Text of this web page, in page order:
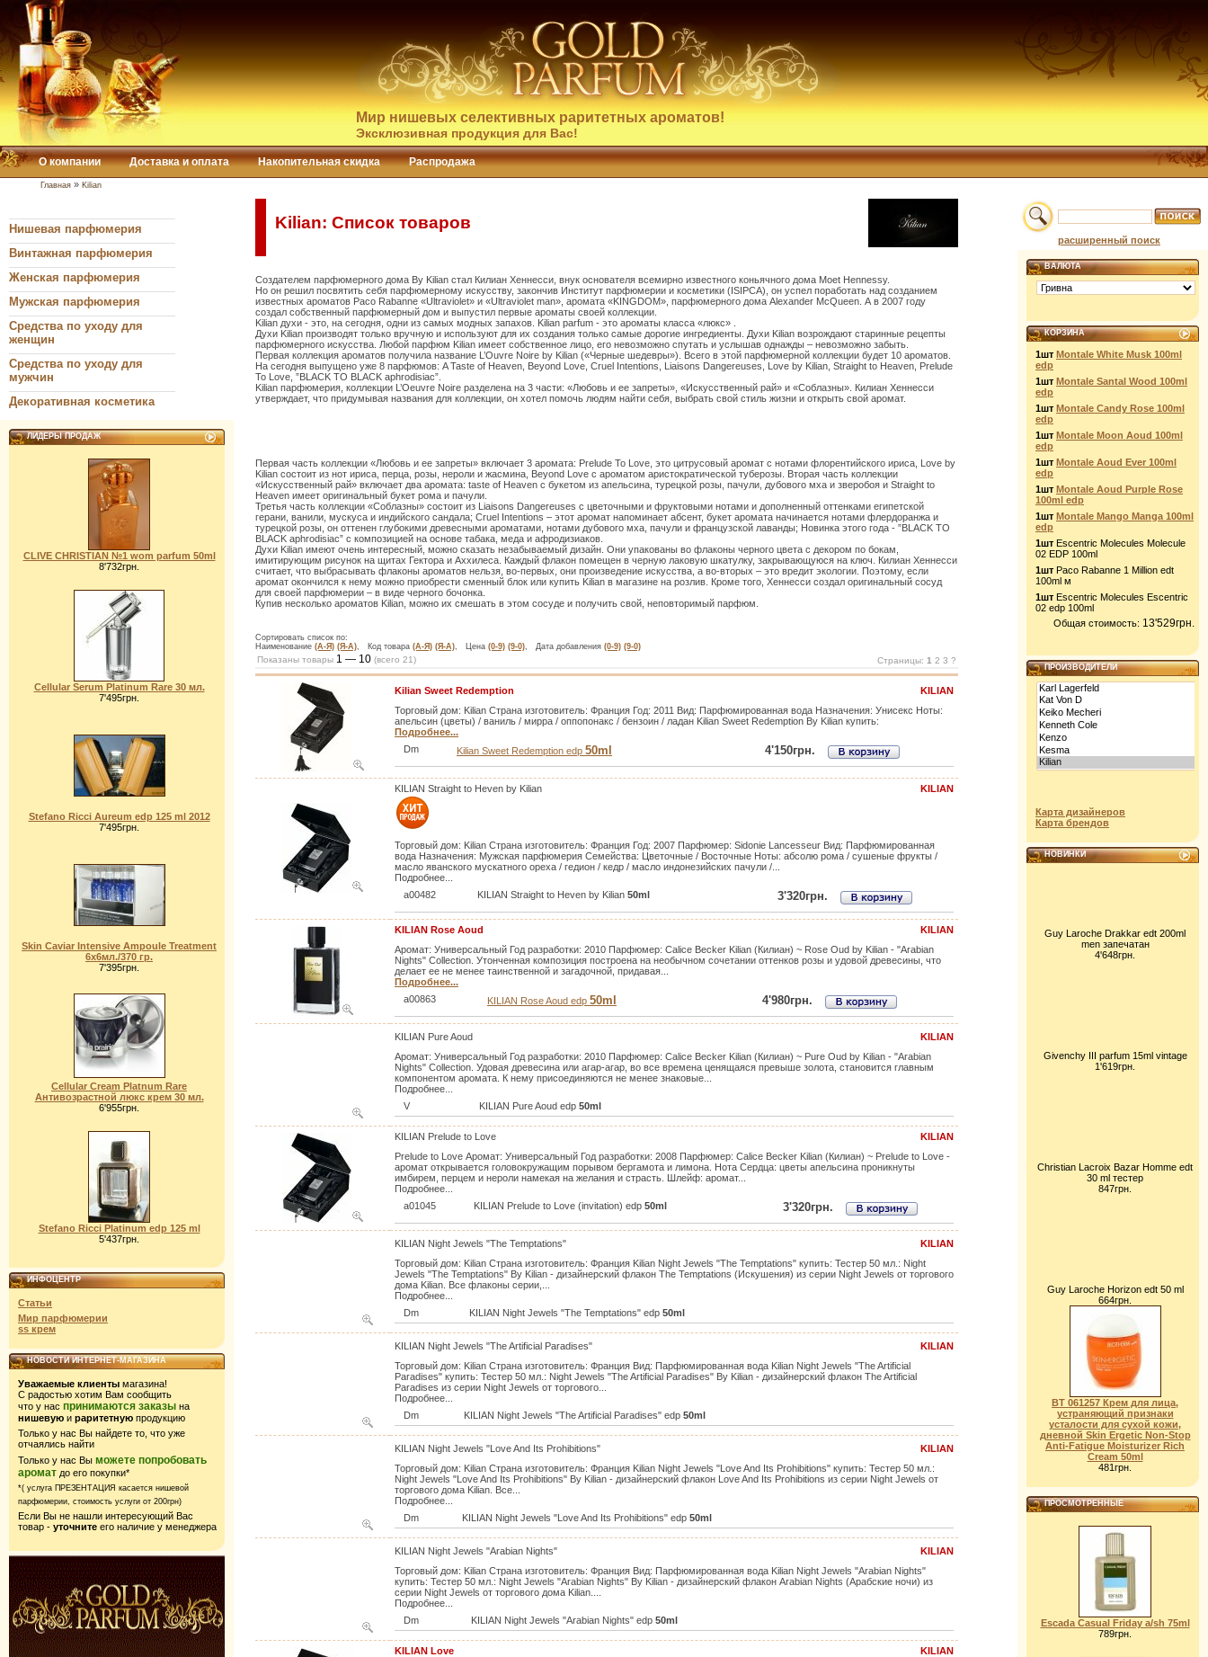
Мир нишевых селективных раритетных ароматов!
Эксклюзивная продукция для Вас!
О компании Доставка и оплата Накопительная скидка Распродажа
Главная » Kilian
Нишевая парфюмерия
Винтажная парфюмерия
Женская парфюмерия
Мужская парфюмерия
Средства по уходу для
женщин
Средства по уходу для
мужчин
Декоративная косметика
ЛИДЕРЫ ПРОДАЖ
CLIVE CHRISTIAN №1 wom parfum 50ml
8'732грн.
Cellular Serum Platinum Rare 30 мл.
7'495грн.
Stefano Ricci Aureum edp 125 ml 2012
7'495грн.
Skin Caviar Intensive Ampoule Treatment
6x6мл./370 гр.
7'395грн.
Cellular Cream Platnum Rare
Антивозрастной люкс крем 30 мл.
6'955грн.
Stefano Ricci Platinum edp 125 ml
5'437грн.
ИНФОЦЕНТР
Статьи
Мир парфюмерии
ss крем
НОВОСТИ ИНТЕРНЕТ-МАГАЗИНА
Уважаемые клиенты магазина!
С радостью хотим Вам сообщить
что у нас принимаются заказы на
нишевую и раритетную продукцию
Только у нас Вы найдете то, что уже
отчаялись найти
Только у нас Вы можете попробовать
аромат до его покупки*
*( услуга ПРЕЗЕНТАЦИЯ касается нишевой
парфюмерии, стоимость услуги от 200грн)
Если Вы не нашли интересующий Вас
товар - уточните его наличие у менеджера
Kilian: Список товаров
Создателем парфюмерного дома By Kilian стал Килиан Хеннесси, внук основателя всемирно известного коньячного дома Moet Hennessy.
Но он решил посвятить себя парфюмерному искусству, закончив Институт парфюмерии и косметики (ISIPCA), он успел поработать над созданием
известных ароматов Paco Rabanne «Ultraviolet» и «Ultraviolet man», аромата «KINGDOM», парфюмерного дома Alexander McQueen. А в 2007 году
создал собственный парфюмерный дом и выпустил первые ароматы своей коллекции.
Kilian духи - это, на сегодня, одни из самых модных запахов. Kilian parfum - это ароматы класса «люкс» .
Духи Kilian производят только вручную и используют для их создания только самые дорогие ингредиенты. Духи Kilian возрождают старинные рецепты
парфюмерного искусства. Любой парфюм Kilian имеет собственное лицо, его невозможно спутать и услышав однажды – невозможно забыть.
Первая коллекция ароматов получила название L’Ouvre Noire by Kilian («Черные шедевры»). Всего в этой парфюмерной коллекции будет 10 ароматов.
На сегодня выпущено уже 8 парфюмов: A Taste of Heaven, Beyond Love, Cruel Intentions, Liaisons Dangereuses, Love by Kilian, Straight to Heaven, Prelude
To Love, ”BLACK TO BLACK aphrodisiac”.
Kilian парфюмерия, коллекции L’Oeuvre Noire разделена на 3 части: «Любовь и ее запреты», «Искусственный рай» и «Соблазны». Килиан Хеннесси
утверждает, что придумывая названия для коллекции, он хотел помочь людям найти себя, выбрать свой стиль жизни и открыть свой аромат.
Первая часть коллекции «Любовь и ее запреты» включает 3 аромата: Prelude To Love, это цитрусовый аромат с нотами флорентийского ириса, Love by
Kilian состоит из нот ириса, перца, розы, нероли и жасмина, Beyond Love с ароматом аристократической туберозы. Вторая часть коллекции
«Искусственный рай» включает два аромата: taste of Heaven с букетом из апельсина, турецкой розы, пачули, дубового мха и зверобоя и Straight to
Heaven имеет оригинальный букет рома и пачули.
Третья часть коллекции «Соблазны» состоит из Liaisons Dangereuses с цветочными и фруктовыми нотами и дополненный оттенками египетской
герани, ванили, мускуса и индийского сандала; Cruel Intentions – этот аромат напоминает абсент, букет аромата начинается нотами флердоранжа и
турецкой розы, он оттенен глубокими древесными ароматами, нотами дубового мха, пачули и французской лаванды; Новинка этого года - ”BLACK TO
BLACK aphrodisiac” с композицией на основе табака, меда и афродизиаков.
Духи Kilian имеют очень интересный, можно сказать незабываемый дизайн. Они упакованы во флаконы черного цвета с декором по бокам,
имитирующим рисунок на щитах Гектора и Аххилеса. Каждый флакон помещен в черную лаковую шкатулку, закрывающуюся на ключ. Килиан Хеннесси
считает, что выбрасывать флаконы ароматов нельзя, во-первых, они произведение искусства, а во-вторых – это вредит экологии. Поэтому, если
аромат окончился к нему можно приобрести сменный блок или купить Kilian в магазине на розлив. Кроме того, Хеннесси создал оригинальный сосуд
для своей парфюмерии – в виде черного бочонка.
Купив несколько ароматов Kilian, можно их смешать в этом сосуде и получить свой, неповторимый парфюм.
Сортировать список по:
Наименование (А-Я) (Я-А), Код товара (А-Я) (Я-А), Цена (0-9) (9-0), Дата добавления (0-9) (9-0)
Показаны товары 1 — 10 (всего 21) Страницы: 1 2 3 ?
Kilian Sweet Redemption
KILIAN
Торговый дом: Kilian Страна изготовитель: Франция Год: 2011 Вид: Парфюмированная вода Назначения: Унисекс Ноты:
апельсин (цветы) / ваниль / мирра / оппопонакс / бензоин / ладан Kilian Sweet Redemption By Kilian купить:
Подробнее...
Dm
Kilian Sweet Redemption edp 50ml 4'150грн.
KILIAN Straight to Heven by Kilian KILIAN
Торговый дом: Kilian Страна изготовитель: Франция Год: 2007 Парфюмер: Sidonie Lancesseur Вид: Парфюмированная
вода Назначения: Мужская парфюмерия Семейства: Цветочные / Восточные Ноты: абсолю рома / сушеные фрукты /
масло яванского мускатного ореха / гедион / кедр / масло индонезийских пачули /...
Подробнее...
a00482
KILIAN Straight to Heven by Kilian 50ml 3'320грн.
KILIAN Rose Aoud
KILIAN
Аромат: Универсальный Год разработки: 2010 Парфюмер: Calice Becker Kilian (Килиан) ~ Rose Oud by Kilian - "Arabian
Nights" Collection. Утонченная композиция построена на необычном сочетании оттенков розы и удовой древесины, что
делает ее не менее таинственной и загадочной, придавая...
Подробнее...
a00863
KILIAN Rose Aoud edp 50ml 4'980грн.
KILIAN Pure Aoud
KILIAN
Аромат: Универсальный Год разработки: 2010 Парфюмер: Calice Becker Kilian (Килиан) ~ Pure Oud by Kilian - "Arabian
Nights" Collection. Удовая древесина или агар-агар, во все времена ценящаяся превыше золота, становится главным
компонентом аромата. К нему присоединяются не менее знаковые...
Подробнее...
V
KILIAN Pure Aoud edp 50ml
KILIAN Prelude to Love
KILIAN
Prelude to Love Аромат: Универсальный Год разработки: 2008 Парфюмер: Calice Becker Kilian (Килиан) ~ Prelude to Love -
аромат открывается головокружащим порывом бергамота и лимона. Нота Сердца: цветы апельсина проникнуты
имбирем, перцем и нероли намекая на желания и страсть. Шлейф: аромат...
Подробнее...
a01045
KILIAN Prelude to Love (invitation) edp 50ml 3'320грн.
KILIAN Night Jewels "The Temptations"
KILIAN
Торговый дом: Kilian Страна изготовитель: Франция Kilian Night Jewels "The Temptations" купить: Тестер 50 мл.: Night
Jewels "The Temptations" By Kilian - дизайнерский флакон The Temptations (Искушения) из серии Night Jewels от торгового
дома Kilian. Все флаконы серии,...
Подробнее...
Dm
KILIAN Night Jewels "The Temptations" edp 50ml
KILIAN Night Jewels "The Artificial Paradises"
KILIAN
Торговый дом: Kilian Страна изготовитель: Франция Вид: Парфюмированная вода Kilian Night Jewels "The Artificial
Paradises" купить: Тестер 50 мл.: Night Jewels "The Artificial Paradises" By Kilian - дизайнерский флакон The Artificial
Paradises из серии Night Jewels от торгового...
Подробнее...
Dm
KILIAN Night Jewels "The Artificial Paradises" edp 50ml
KILIAN Night Jewels "Love And Its Prohibitions"
KILIAN
Торговый дом: Kilian Страна изготовитель: Франция Kilian Night Jewels "Love And Its Prohibitions" купить: Тестер 50 мл.:
Night Jewels "Love And Its Prohibitions" By Kilian - дизайнерский флакон Love And Its Prohibitions из серии Night Jewels от
торгового дома Kilian. Все...
Подробнее...
Dm
KILIAN Night Jewels "Love And Its Prohibitions" edp 50ml
KILIAN Night Jewels "Arabian Nights"
KILIAN
Торговый дом: Kilian Страна изготовитель: Франция Вид: Парфюмированная вода Kilian Night Jewels "Arabian Nights"
купить: Тестер 50 мл.: Night Jewels "Arabian Nights" By Kilian - дизайнерский флакон Arabian Nights (Арабские ночи) из
серии Night Jewels от торгового дома Kilian....
Подробнее...
Dm
KILIAN Night Jewels "Arabian Nights" edp 50ml
KILIAN Love
KILIAN
расширенный поиск
ВАЛЮТА
КОРЗИНА
1шт Montale White Musk 100ml
edp
1шт Montale Santal Wood 100ml
edp
1шт Montale Candy Rose 100ml
edp
1шт Montale Moon Aoud 100ml
edp
1шт Montale Aoud Ever 100ml
edp
1шт Montale Aoud Purple Rose
100ml edp
1шт Montale Mango Manga 100ml
edp
1шт Escentric Molecules Molecule
02 EDP 100ml
1шт Paco Rabanne 1 Million edt
100ml м
1шт Escentric Molecules Escentric
02 edp 100ml
Общая стоимость: 13'529грн.
ПРОИЗВОДИТЕЛИ
Карта дизайнеров
Карта брендов
НОВИНКИ
Guy Laroche Drakkar edt 200ml
men запечатан
4'648грн.
Givenchy III parfum 15ml vintage
1'619грн.
Christian Lacroix Bazar Homme edt
30 ml тестер
847грн.
Guy Laroche Horizon edt 50 ml
664грн.
BT 061257 Крем для лица,
устраняющий признаки
усталости для сухой кожи,
дневной Skin Ergetic Non-Stop
Anti-Fatigue Moisturizer Rich
Cream 50ml
481грн.
ПРОСМОТРЕННЫЕ
Escada Casual Friday a/sh 75ml
789грн.